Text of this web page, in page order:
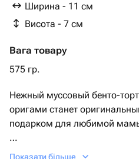
Ширина - 11 см
Висота - 7 см
Вага товару
575 гр.
Нежный муссовый бенто-
оригами станет
подарком для любимой
Миниатюрный формат,
Показати більше